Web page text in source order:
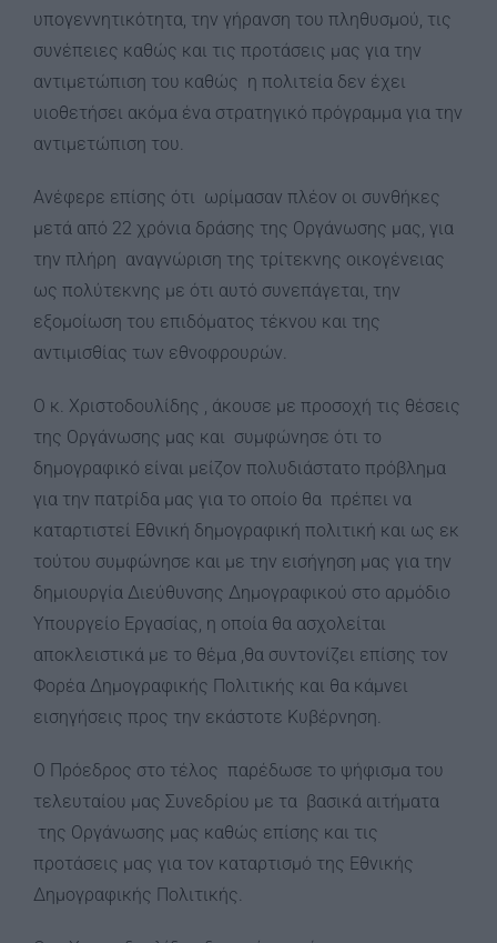
υπογεννητικότητα, την γήρανση του πληθυσμού, τις
συνέπειες καθώς και τις προτάσεις μας για την
αντιμετώπιση του καθώς η πολιτεία δεν έχει
υιοθετήσει ακόμα ένα στρατηγικό πρόγραμμα για την
αντιμετώπιση του.
Ανέφερε επίσης ότι ωρίμασαν πλέον οι συνθήκες
μετά από 22 χρόνια δράσης της Οργάνωσης μας, για
την πλήρη αναγνώριση της τρίτεκνης οικογένειας
ως πολύτεκνης με ότι αυτό συνεπάγεται, την
εξομοίωση του επιδόματος τέκνου και της
αντιμισθίας των εθνοφρουρών.
Ο κ. Χριστοδουλίδης , άκουσε με προσοχή τις θέσεις
της Οργάνωσης μας και συμφώνησε ότι το
δημογραφικό είναι μείζον πολυδιάστατο πρόβλημα
για την πατρίδα μας για το οποίο θα πρέπει να
καταρτιστεί Εθνική δημογραφική πολιτική και ως εκ
τούτου συμφώνησε και με την εισήγηση μας για την
δημιουργία Διεύθυνσης Δημογραφικού στο αρμόδιο
Υπουργείο Εργασίας, η οποία θα ασχολείται
αποκλειστικά με το θέμα ,θα συντονίζει επίσης τον
Φορέα Δημογραφικής Πολιτικής και θα κάμνει
εισηγήσεις προς την εκάστοτε Κυβέρνηση.
Ο Πρόεδρος στο τέλος παρέδωσε το ψήφισμα του
τελευταίου μας Συνεδρίου με τα βασικά αιτήματα
της Οργάνωσης μας καθώς επίσης και τις
προτάσεις μας για τον καταρτισμό της Εθνικής
Δημογραφικής Πολιτικής.